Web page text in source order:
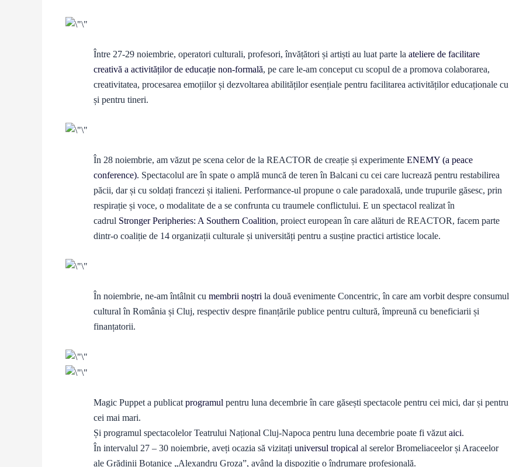
Între 27-29 noiembrie, operatori culturali, profesori, învățători și artiști au luat parte la ateliere de facilitare
creativă a activităților de educație non-formală, pe care le-am conceput cu scopul de a promova colaborarea,
creativitatea, procesarea emoțiilor și dezvoltarea abilităților esențiale pentru facilitarea activităților educaționale cu
și pentru tineri.
În 28 noiembrie, am văzut pe scena celor de la REACTOR de creație și experimente ENEMY (a peace
conference). Spectacolul are în spate o amplă muncă de teren în Balcani cu cei care lucrează pentru restabilirea
păcii, dar și cu soldați francezi și italieni. Performance-ul propune o cale paradoxală, unde trupurile găsesc, prin
respirație și voce, o modalitate de a se confrunta cu traumele conflictului. E un spectacol realizat în
cadrul Stronger Peripheries: A Southern Coalition, proiect european în care alături de REACTOR, facem parte
dintr-o coaliție de 14 organizații culturale și universități pentru a susține practici artistice locale.
În noiembrie, ne-am întâlnit cu membrii noștri la două evenimente Concentric, în care am vorbit despre consumul
cultural în România și Cluj, respectiv despre finanțările publice pentru cultură, împreună cu beneficiarii și
finanțatorii.
Magic Puppet a publicatprogramul pentru luna decembrie în care găsești spectacole pentru cei mici, dar și pentru
cei mai mari.
Și programul spectacolelor Teatrului Național Cluj-Napoca pentru luna decembrie poate fi văzutaici.
În intervalul 27 – 30 noiembrie, aveți ocazia să vizitați universul tropical al serelor Bromeliaceelor și Araceelor
ale Grădinii Botanice „Alexandru Groza”, având la dispoziție o îndrumare profesională.